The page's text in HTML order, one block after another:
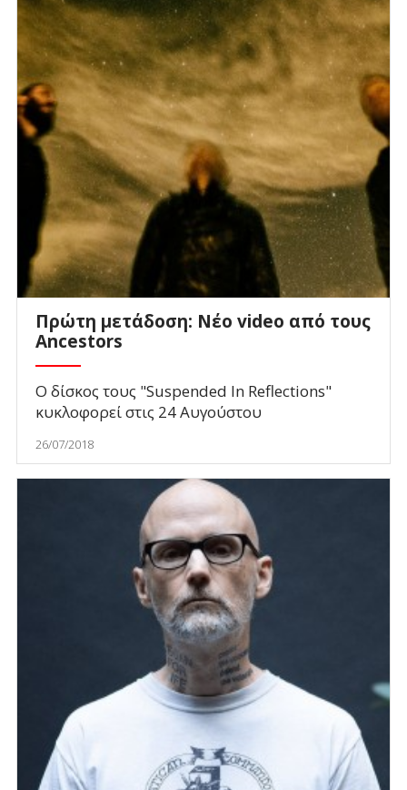
Πρώτη μετάδοση: Νέο video από τους
Ancestors
Ο δίσκος τους "Suspended In Reflections"
κυκλοφορεί στις 24 Αυγούστου
26/07/2018